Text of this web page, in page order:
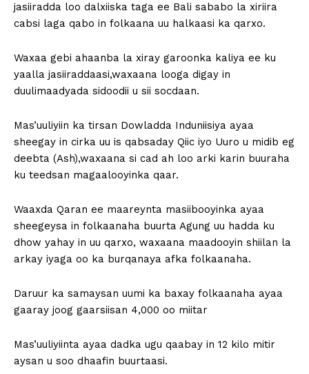
jasiiradda loo dalxiiska taga ee Bali sababo la xiriira
cabsi laga qabo in folkaana uu halkaasi ka qarxo.
Waxaa gebi ahaanba la xiray garoonka kaliya ee ku
yaalla jasiiraddaasi,waxaana looga digay in
duulimaadyada sidoodii u sii socdaan.
Mas’uuliyiin ka tirsan Dowladda Induniisiya ayaa
sheegay in cirka uu is qabsaday Qiic iyo Uuro u midib eg
deebta (Ash),waxaana si cad ah loo arki karin buuraha
ku teedsan magaalooyinka qaar.
Waaxda Qaran ee maareynta masiibooyinka ayaa
sheegeysa in folkaanaha buurta Agung uu hadda ku
dhow yahay in uu qarxo, waxaana maadooyin shiilan la
arkay iyaga oo ka burqanaya afka folkaanaha.
Daruur ka samaysan uumi ka baxay folkaanaha ayaa
gaaray joog gaarsiisan 4,000 oo miitar
Mas’uuliyiinta ayaa dadka ugu qaabay in 12 kilo mitir
aysan u soo dhaafin buurtaasi.